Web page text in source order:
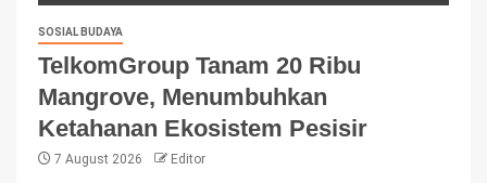
SOSIAL BUDAYA
TelkomGroup Tanam 20 Ribu
Mangrove, Menumbuhkan
Ketahanan Ekosistem Pesisir
7 August 2026 Editor